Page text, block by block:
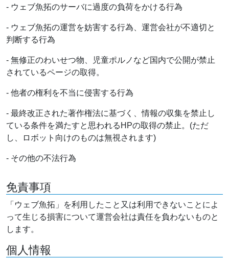
- ウェブ魚拓のサーバに過度の負荷をかける行為
- ウェブ魚拓の運営を妨害する行為、運営会社が不適切と
判断する行為
- 無修正のわいせつ物、児童ポルノなど国内で公開が禁止
されているページの取得。
- 他者の権利を不当に侵害する行為
- 最終改正された著作権法に基づく、情報の収集を禁止し
ている条件を満たすと思われるHPの取得の禁止。(ただ
し、ロボット向けのものは無視されます)
- その他の不法行為
免責事項
「ウェブ魚拓」を利用したこと又は利用できないことによ
って生じる損害について運営会社は責任を負わないものと
します。
個人情報